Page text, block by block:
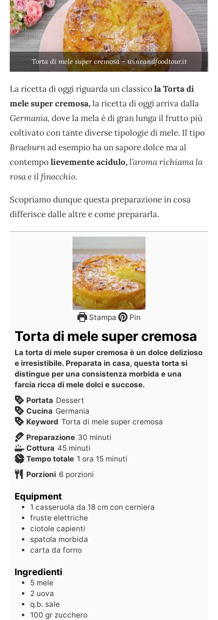
Torta di mele super cremosa – wineandfoodtour.it
La ricetta di oggi riguarda un classicola Torta di
mele super cremosa,la ricetta di oggi arriva dalla
Germania, dove la mela è di gran lunga il frutto più
coltivato con tante diverse tipologie di mele. Il tipo
Braeburnad esempio ha un sapore dolce ma al
contempolievemente acidulo, l’aroma richiama la
rosa e il finocchio.
Scopriamo dunque questa preparazione in cosa
differisce dalle altre e come prepararla.
Stampa Pin
Torta di mele super cremosa
La torta di mele super cremosa è un dolce delizioso
e irresistibile. Preparata in casa, questa torta si
distingue per una consistenza morbida e una
farcia ricca di mele dolci e succose.
Portata Dessert
Cucina Germania
Keyword Torta di mele super cremosa
Preparazione 30 minuti
Cottura 45 minuti
Tempo totale 1 ora 15 minuti
Porzioni 6 porzioni
Equipment
1 casseruola da 18 cm con cerniera
fruste elettriche
ciotole capienti
spatola morbida
carta da forno
Ingredienti
5 mele
2 uova
q.b. sale
100 gr zucchero